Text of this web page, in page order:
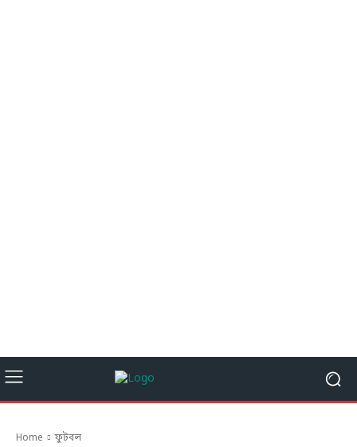
Home ফুটবল